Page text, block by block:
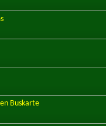
Buskarte